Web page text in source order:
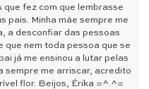
fez com que lembrasse
pais. Minha mãe sempre me
a desconfiar das pessoas
que nem toda pessoa que se
já me ensinou a lutar pelas
sempre me arriscar, acredito
flor. Beijos, Érika =^.^=